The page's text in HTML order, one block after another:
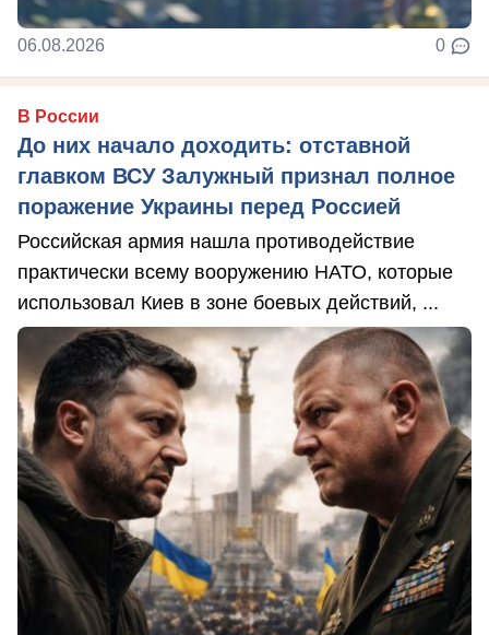
06.08.2026 0
В России
До них начало доходить: отставной
главком ВСУ Залужный признал полное
поражение Украины перед Россией
Российская армия нашла противодействие
практически всему вооружению НАТО, которые
использовал Киев в зоне боевых действий, ...